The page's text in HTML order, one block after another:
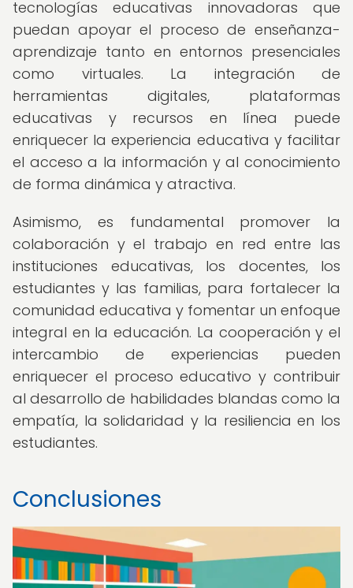
tecnologías educativas innovadoras que
puedan apoyar el proceso de enseñanza-
aprendizaje tanto en entornos presenciales
como virtuales. La integración de
herramientas digitales, plataformas
educativas y recursos en línea puede
enriquecer la experiencia educativa y facilitar
el acceso a la información y al conocimiento
de forma dinámica y atractiva.
Asimismo, es fundamental promover la
colaboración y el trabajo en red entre las
instituciones educativas, los docentes, los
estudiantes y las familias, para fortalecer la
comunidad educativa y fomentar un enfoque
integral en la educación. La cooperación y el
intercambio de experiencias pueden
enriquecer el proceso educativo y contribuir
al desarrollo de habilidades blandas como la
empatía, la solidaridad y la resiliencia en los
estudiantes.
Conclusiones